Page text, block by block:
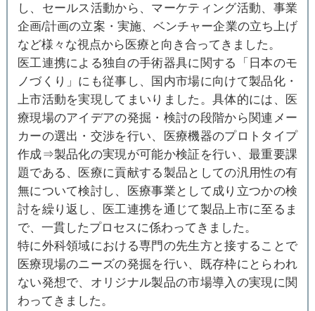
し、セールス活動から、マーケティング活動、事業
企画/計画の立案・実施、ベンチャー企業の立ち上げ
など様々な視点から医療と向き合ってきました。
医工連携による独自の手術器具に関する「日本のモ
ノづくり」にも従事し、国内市場に向けて製品化・
上市活動を実現してまいりました。具体的には、医
療現場のアイデアの発掘・検討の段階から関連メー
カーの選出・交渉を行い、医療機器のプロトタイプ
作成⇒製品化の実現が可能か検証を行い、最重要課
題である、医療に貢献する製品としての汎用性の有
無について検討し、医療事業として成り立つかの検
討を繰り返し、医工連携を通じて製品上市に至るま
で、一貫したプロセスに係わってきました。
特に外科領域における専門の先生方と接することで
医療現場のニーズの発掘を行い、既存枠にとらわれ
ない発想で、オリジナル製品の市場導入の実現に関
わってきました。